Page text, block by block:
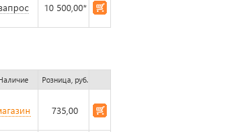
10 500,00*
Розница, руб.
735,00